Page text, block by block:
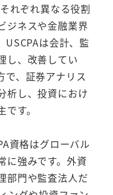
れぞれ異なる役割
ジネスや金融業界
USCPAは会計、監
し、改善してい
で、証券アナリス
析し、投資におけ
す。
資格はグローバル
に強みです。外資
部門や監査法人だ